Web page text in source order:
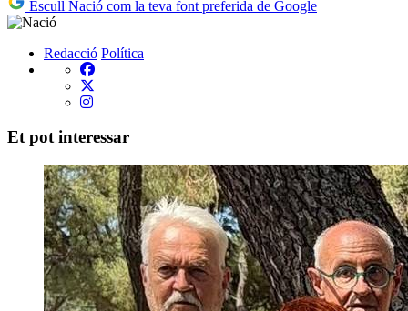
Escull Nació com la teva font preferida de Google
Redacció Política
Et pot interessar